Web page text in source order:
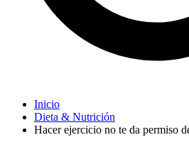
Inicio
Dieta & Nutrición
Hacer ejercicio no te da permiso